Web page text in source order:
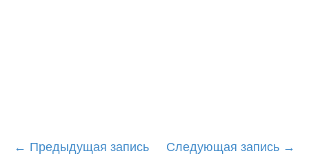
Post
← Предыдущая запись Следующая запись →